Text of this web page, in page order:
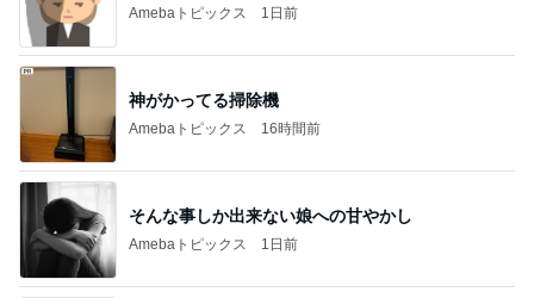
Amebaトピックス 1日前
神がかってる掃除機
Amebaトピックス 16時間前
そんな事しか出来ない娘への甘やかし
Amebaトピックス 1日前